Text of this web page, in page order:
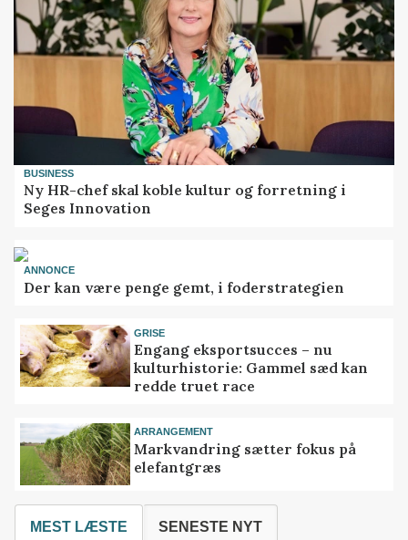
BUSINESS
Ny HR-chef skal koble kultur og forretning i
Seges Innovation
ANNONCE
Der kan være penge gemt, i foderstrategien
GRISE
Engang eksportsucces – nu
kulturhistorie: Gammel sæd kan
redde truet race
ARRANGEMENT
Markvandring sætter fokus på
elefantgræs
MEST LÆSTE SENESTE NYT